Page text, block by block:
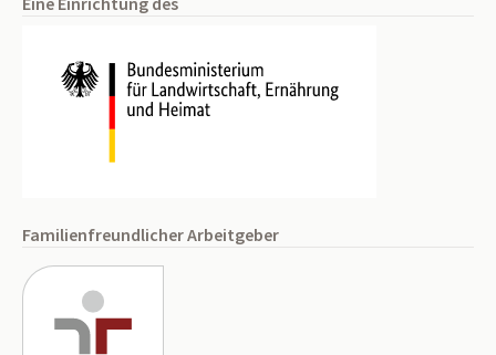
Familienfreundlicher Arbeitgeber